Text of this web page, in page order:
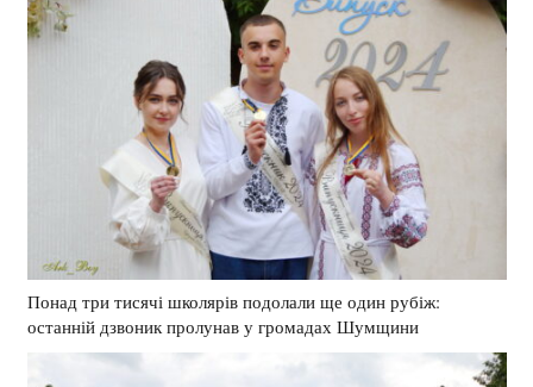
Понад три тисячі школярів подолали ще один рубіж:
останній дзвоник пролунав у громадах Шумщини